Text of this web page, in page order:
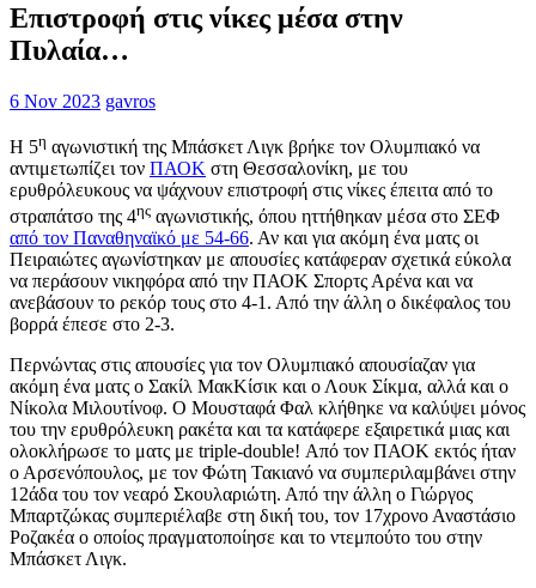
Επιστροφή στις νίκες μέσα στην
Πυλαία…
6 Nov 2023 gavros
Η 5η αγωνιστική της Μπάσκετ Λιγκ βρήκε τον Ολυμπιακό να
αντιμετωπίζει τον ΠΑΟΚ στη Θεσσαλονίκη, με του
ερυθρόλευκους να ψάχνουν επιστροφή στις νίκες έπειτα από το
στραπάτσο της 4ης αγωνιστικής, όπου ηττήθηκαν μέσα στο ΣΕΦ
από τον Παναθηναϊκό με 54-66. Αν και για ακόμη ένα ματς οι
Πειραιώτες αγωνίστηκαν με απουσίες κατάφεραν σχετικά εύκολα
να περάσουν νικηφόρα από την ΠΑΟΚ Σπορτς Αρένα και να
ανεβάσουν το ρεκόρ τους στο 4-1. Από την άλλη ο δικέφαλος του
βορρά έπεσε στο 2-3.
Περνώντας στις απουσίες για τον Ολυμπιακό απουσίαζαν για
ακόμη ένα ματς ο Σακίλ ΜακΚίσικ και ο Λουκ Σίκμα, αλλά και ο
Νίκολα Μιλουτίνοφ. Ο Μουσταφά Φαλ κλήθηκε να καλύψει μόνος
του την ερυθρόλευκη ρακέτα και τα κατάφερε εξαιρετικά μιας και
ολοκλήρωσε το ματς με triple-double! Από τον ΠΑΟΚ εκτός ήταν
ο Αρσενόπουλος, με τον Φώτη Τακιανό να συμπεριλαμβάνει στην
12άδα του τον νεαρό Σκουλαριώτη. Από την άλλη ο Γιώργος
Μπαρτζώκας συμπεριέλαβε στη δική του, τον 17χρονο Αναστάσιο
Ροζακέα ο οποίος πραγματοποίησε και το ντεμπούτο του στην
Μπάσκετ Λιγκ.